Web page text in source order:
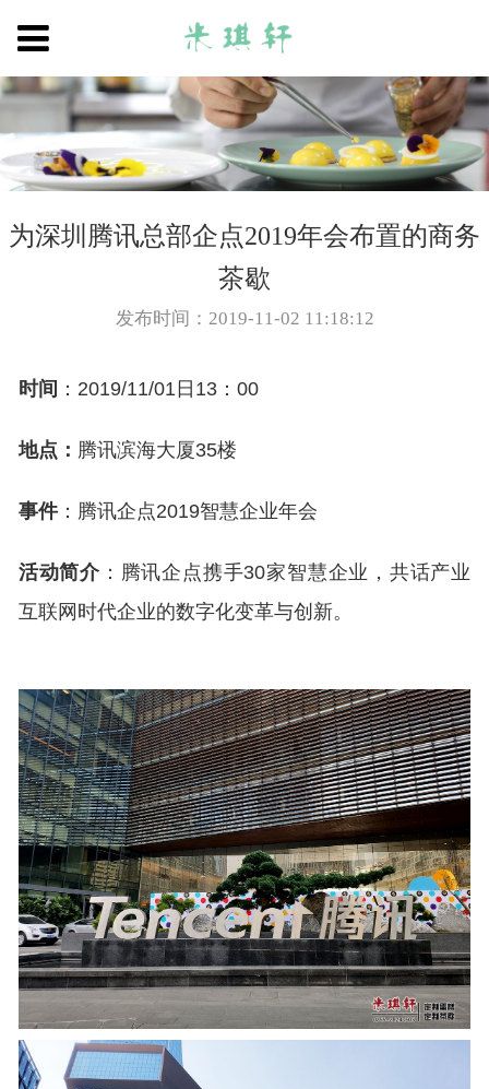
为深圳腾讯总部企点2019年会布置的商务
茶歇
发布时间：2019-11-02 11:18:12
时间 ：2019/11/01日13：00
地点： 腾讯滨海大厦35楼
事件：腾讯企点2019智慧企业年会
活动简介：腾讯企点携手30家智慧企业，共话产业
互联网时代企业的数字化变革与创新。